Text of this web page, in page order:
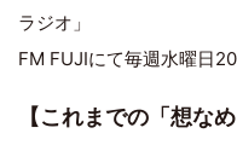
ラジオ」
FM FUJIにて毎週水曜日
【これまでの「想な